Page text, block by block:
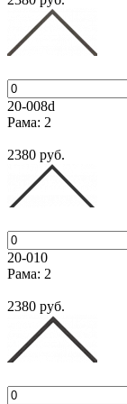
20-008d
Рама: 2
2380 руб.
20-010
Рама: 2
2380 руб.